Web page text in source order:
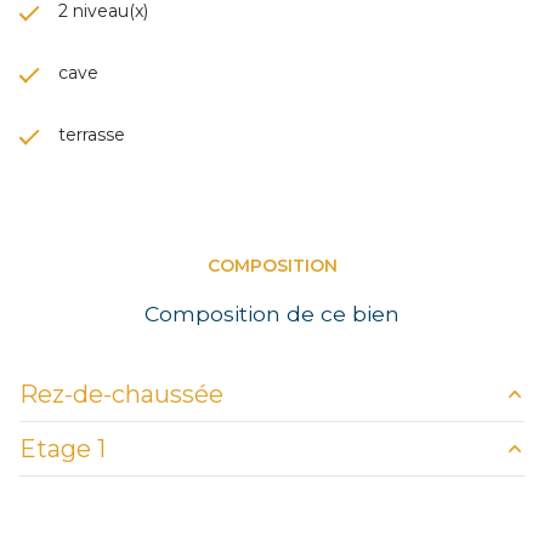
2 niveau(x)
cave
terrasse
COMPOSITION
Composition de ce bien
Rez-de-chaussée
salle d\'eau
Etage 1